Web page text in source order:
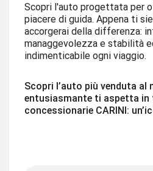
Scopri l'auto progettata per
piacere di guida. Appena ti
accorgerai della differenza:
managgevolezza e stabilità
indimenticabile ogni viaggio.
Scopri l’auto più venduta al
entusiasmante ti aspetta in
concessionarie CARINI: